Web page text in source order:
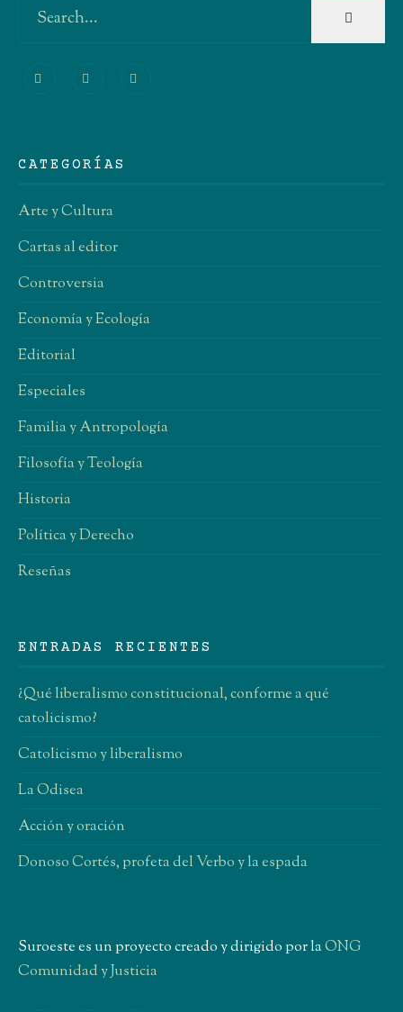
CATEGORÍAS
Arte y Cultura
Cartas al editor
Controversia
Economía y Ecología
Editorial
Especiales
Familia y Antropología
Filosofía y Teología
Historia
Política y Derecho
Reseñas
ENTRADAS RECIENTES
¿Qué liberalismo constitucional, conforme a qué
catolicismo?
Catolicismo y liberalismo
La Odisea
Acción y oración
Donoso Cortés, profeta del Verbo y la espada
Suroeste es un proyecto creado y dirigido por laONG
Comunidad y Justicia